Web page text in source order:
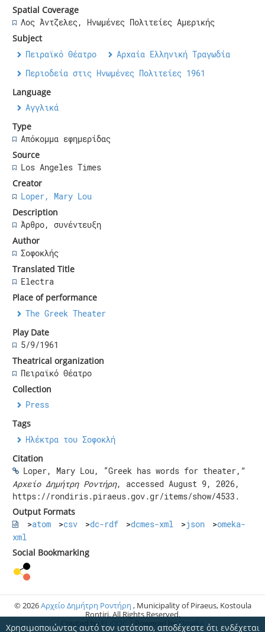
Χρησιμοποιώντας αυτό τον ιστότοπο, αποδέχεστε ότι ενδέχεται
Spatial Coverage
Λος Άντζελες, Ηνωμένες Πολιτείες Αμερικής
Subject
Πειραϊκό Θέατρο
Αρχαία Ελληνική Τραγωδία
Περιοδεία στις Ηνωμένες Πολιτείες 1961
Language
Αγγλικά
Type
Απόκομμα εφημερίδας
Source
Los Angeles Times
Creator
Loper, Mary Lou
Description
Άρθρο, συνέντευξη
Author
Σοφοκλής
Translated Title
Electra
Place of performance
The Greek Theater
Play Date
5/9/1961
Theatrical organization
Πειραϊκό Θέατρο
Collection
Press
Tags
Ηλέκτρα του Σοφοκλή
Citation
Loper, Mary Lou, “Greek has words for theater,”
Αρχείο Δημήτρη Ροντήρη, accessed August 9, 2026,
https://rondiris.piraeus.gov.gr/items/show/4533 .
Output Formats
atom
csv dc-rdf dcmes-xml json
omeka-
xml
Social Bookmarking
© 2026Αρχείο Δημήτρη Ροντήρη , Municipality of Piraeus, Kostoula
Rontiri. All Rights Reserved.
Created by
| Powered by Omeka